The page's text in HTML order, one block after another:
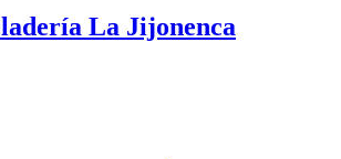
La Jijonenca